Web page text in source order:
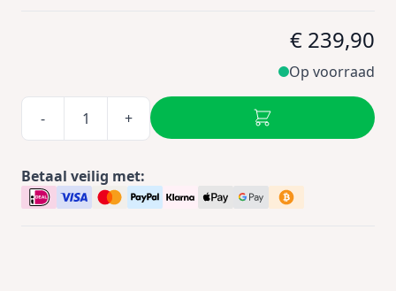
€ 239,90
Op voorraad
- +
Betaal veilig met: